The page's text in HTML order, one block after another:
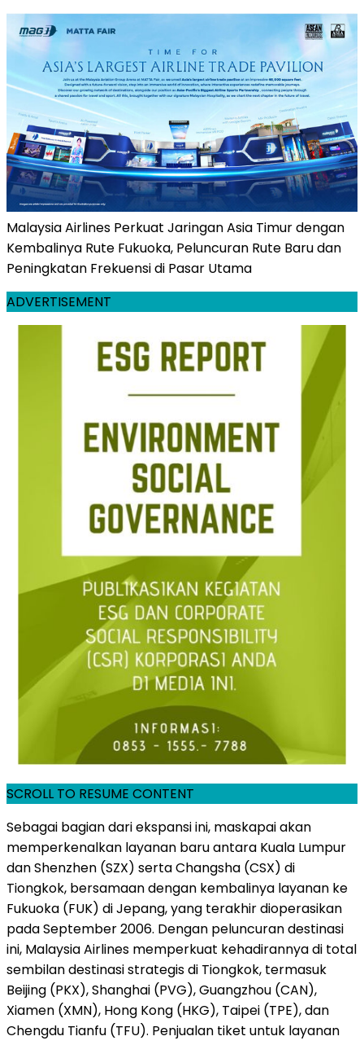
Malaysia Airlines Perkuat Jaringan Asia Timur dengan
Kembalinya Rute Fukuoka, Peluncuran Rute Baru dan
Peningkatan Frekuensi di Pasar Utama
ADVERTISEMENT
SCROLL TO RESUME CONTENT
Sebagai bagian dari ekspansi ini, maskapai akan
memperkenalkan layanan baru antara Kuala Lumpur
dan Shenzhen (SZX) serta Changsha (CSX) di
Tiongkok, bersamaan dengan kembalinya layanan ke
Fukuoka (FUK) di Jepang, yang terakhir dioperasikan
pada September 2006. Dengan peluncuran destinasi
ini, Malaysia Airlines memperkuat kehadirannya di total
sembilan destinasi strategis di Tiongkok, termasuk
Beijing (PKX), Shanghai (PVG), Guangzhou (CAN),
Xiamen (XMN), Hong Kong (HKG), Taipei (TPE), dan
Chengdu Tianfu (TFU). Penjualan tiket untuk layanan